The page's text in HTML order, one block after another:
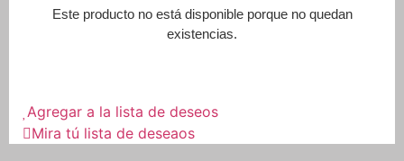
Este producto no está disponible porque no quedan
existencias.
Agregar a la lista de deseos
Mira tú lista de deseaos